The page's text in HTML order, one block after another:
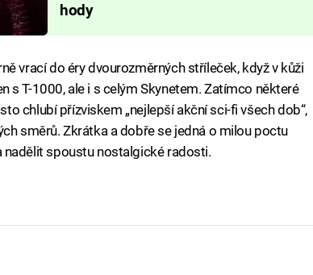
hody
vrací do éry dvourozměrných stříleček, když v kůži
s T-1000, ale i s celým Skynetem. Zatímco některé
chlubí přízviskem „nejlepší akční sci-fi všech dob“,
směrů. Zkrátka a dobře se jedná o milou poctu
nadělit spoustu nostalgické radosti.